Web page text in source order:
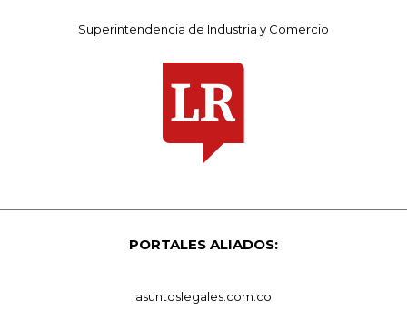
Superintendencia de Industria y Comercio
PORTALES ALIADOS:
asuntoslegales.com.co